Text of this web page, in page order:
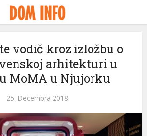
vodič kroz izložbu o
arhitekturi u
MoMA u Njujorku
25. Decembra 2018.